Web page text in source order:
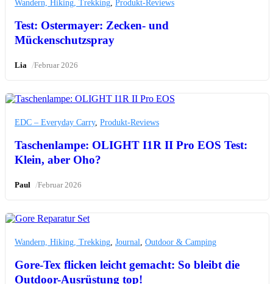
Wandern, Hiking, Trekking Produkt-Reviews
Test: Ostermayer: Zecken- und
Mückenschutzspray
Lia /Februar 2026
EDC – Everyday Carry, Produkt-Reviews
Taschenlampe: OLIGHT I1R II Pro EOS Test:
Klein, aber Oho?
Paul /Februar 2026
Wandern, Hiking, Trekking Journal Outdoor & Camping
Gore-Tex flicken leicht gemacht: So bleibt die
Outdoor-Ausrüstung top!